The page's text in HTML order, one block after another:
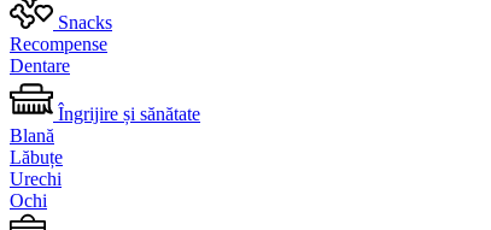
Snacks
Recompense
Dentare
Îngrijire și sănătate
Blană
Lăbuțe
Urechi
Ochi